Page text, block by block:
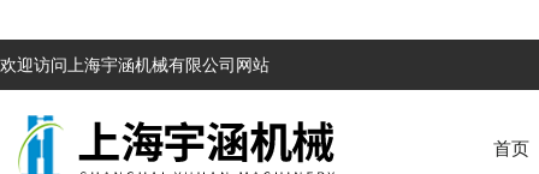
欢迎访问上海宇涵机械有限公司网站
首页